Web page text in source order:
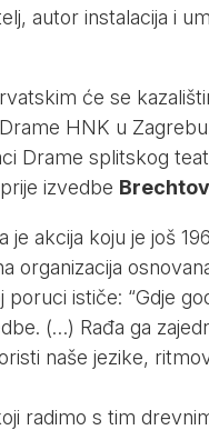
autor instalacija i
će se
HNK u
Drame splitskog
izvedbe
je akcija koju je još
organizacija
poruci ističe: “Gdje
(…) Rađa ga
naše jezike,
radimo s tim